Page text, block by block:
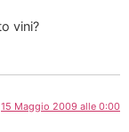
vini?
15 Maggio 2009 alle 0:00